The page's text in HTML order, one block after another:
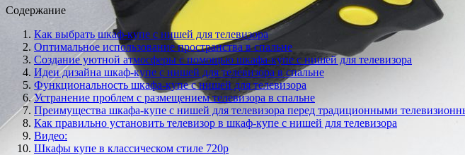
Содержание
Как выбрать шкаф-купе с нишей для телевизора
Оптимальное использование пространства в спальне
Создание уютной атмосферы с помощью шкафа-купе с нишей для телевизора
Идеи дизайна шкаф-купе с нишей для телевизора в спальне
Функциональность шкафа-купе с нишей для телевизора
Устранение проблем с размещением телевизора в спальне
Преимущества шкафа-купе с нишей для телевизора перед традиционными
Как правильно установить телевизор в шкаф-купе с нишей для телевизора
Видео:
Шкафы купе в классическом стиле 720p